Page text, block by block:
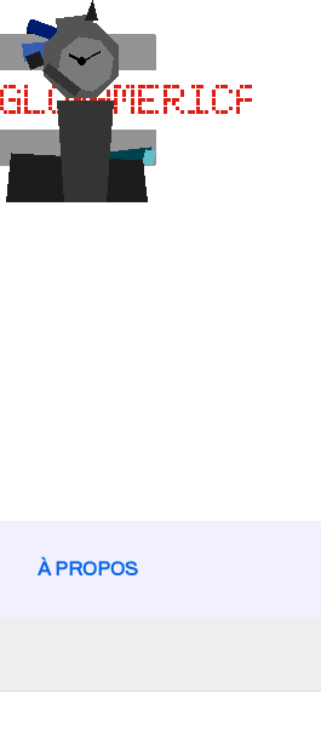
À PROPOS